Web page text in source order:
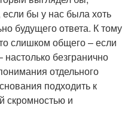
бы у нас была хоть
будущего ответа. К тому
слишком общего – если
настолько безгранично
отдельного
подходить к
скромностью и